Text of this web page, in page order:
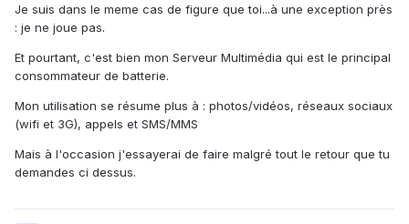
Je suis dans le meme cas de figure que toi...à une exception près
: je ne joue pas.
Et pourtant, c'est bien mon Serveur Multimédia qui est le principal
consommateur de batterie.
Mon utilisation se résume plus à : photos/vidéos, réseaux sociaux
(wifi et 3G), appels et SMS/MMS
Mais à l'occasion j'essayerai de faire malgré tout le retour que tu
demandes ci dessus.